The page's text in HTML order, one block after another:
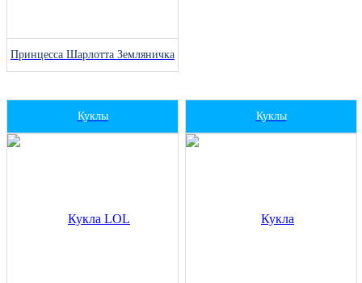
Принцесса Шарлотта Земляничка
Куклы Куклы